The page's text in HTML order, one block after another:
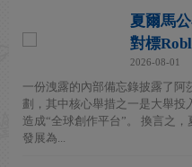
夏爾馬
對標
2026-08-01
一份洩露的內部備忘錄披露了阿
劃，其中核心舉措之一是大舉投
造成“全球創作平台”。 換言之
發展為...